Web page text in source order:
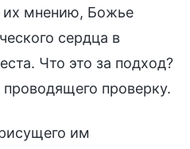
их мнению, Божье
сердца в
Что это за подход?
проверку.
им